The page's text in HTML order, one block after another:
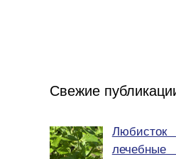
Свежие
Любисток